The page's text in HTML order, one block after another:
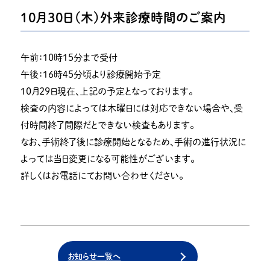
１０月３０日（木）外来診療時間のご案内
午前：１０時１５分まで受付
午後：１６時４５分頃より診療開始予定
１０月２９日現在、上記の予定となっております。
検査の内容によっては木曜日には対応できない場合や、受
付時間終了間際だとできない検査もあります。
なお、手術終了後に診療開始となるため、手術の進行状況に
よっては当日変更になる可能性がございます。
詳しくはお電話にてお問い合わせください。
お知らせ一覧へ